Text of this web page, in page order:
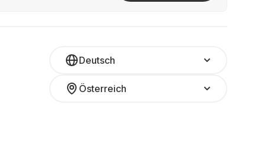
Deutsch
Österreich